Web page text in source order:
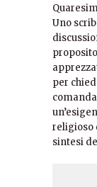
Uno
per
religioso
sintesi